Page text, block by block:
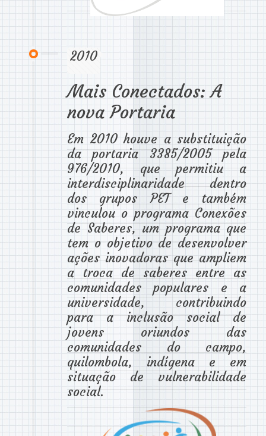
2010
Mais Conectados: A
nova Portaria
Em 2010 houve a substituição
da portaria 3385/2005 pela
976/2010, que permitiu a
interdisciplinaridade dentro
dos grupos PET e também
vinculou o programa Conexões
de Saberes, um programa que
tem o objetivo de desenvolver
ações inovadoras que ampliem
a troca de saberes entre as
comunidades populares e a
universidade, contribuindo
para a inclusão social de
jovens oriundos das
comunidades do campo,
quilombola, indígena e em
situação de vulnerabilidade
social.